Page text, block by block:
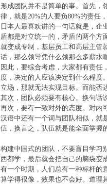
形成团队并不是简单的事。首先，
律，就是20%的人要负80%的责任
日本人最喜欢讲的一句话就是，
盾都是对立统一的，矛盾的两个方
就变成专制，基层员工和高层主管
话，那么领导凭什么领那么多薪水
因此，要综合考虑，大家都有责任
度，决定的人应该决定到什么程度
立场，那就无法实现目标。而能否
其次，团队必须要有核心。换句话
再次，要有一致对外的态度。对内
汉语中还有一个词与团队相似，就
伍，换言之，队伍就是能全面掌握
构建中国式的团队，不要盲目学习
西都学，最后就会把自己的脑袋变
有一个时期，人们总有一种标杆的
算学得很像，效果也不会好。道理